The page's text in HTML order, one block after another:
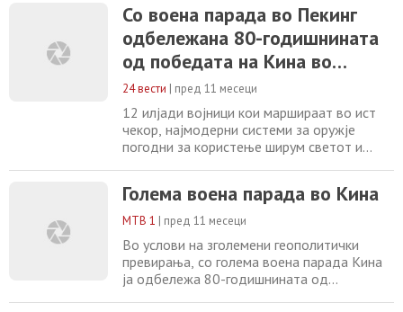
коваат заговор против САД. „Ве молам,
пренесете ги моите најтопли поздрави до
Владимир Путин и Ким Џонг Ун додека
ковате заговор против Соединетите
Со воена парада во Пекинг
одбележана 80-годишнината
од победата на Кина во
Втората светска војна
24 вести | пред 11 месеци
12 илјади војници кои маршираат во ист
чекор, најмодерни системи за оружје
погодни за користење ширум светот и
Тjeнанмен над џиновскиот портрет на
основачот на земјата, Мао Цетунг.. Овие
слики денеска го обиколуваат светот. 26
шефови на држави или влади од Азија,
Блискиот
Голема воена парада во Кина
МТВ 1 | пред 11 месеци
Во услови на зголемени геополитички
превирања, со голема воена парада Кина
ја одбележа 80-годишнината од